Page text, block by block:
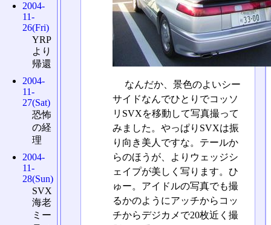
なんだか、景色のよいシー
サイドなんでひとりでコッソ
リSVXを移動して写真撮って
みました。やっぱりSVXは振
り向き美人ですな。テールか
らのほうが、よりウェッジシ
ェイプが美しく写ります。ひ
ゅー。アイドルの写真でも撮
るかのようにアッチからコッ
チからデジカメで20枚近く撮
2004-
11-
26(Fri)
YRP
より
帰還
2004-
11-
27(Sat)
恐怖
の経
理
2004-
11-
28(Sun)
SVX
海老
ミー